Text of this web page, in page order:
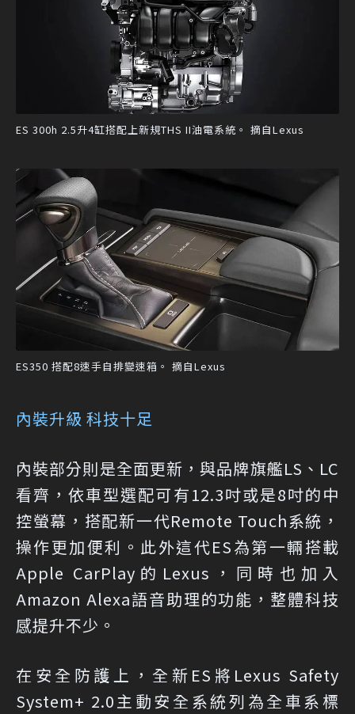
ES 300h 2.5升4缸搭配上新規THS II油電系統。 摘自Lexus
ES350 搭配8速手自排變速箱。 摘自Lexus
內裝升級 科技十足
內裝部分則是全面更新，與品牌旗艦LS、LC
看齊，依車型選配可有12.3吋或是8吋的中
控螢幕，搭配新一代Remote Touch系統，
操作更加便利。此外這代ES為第一輛搭載
Apple CarPlay的Lexus，同時也加入
Amazon Alexa語音助理的功能，整體科技
感提升不少。
在安全防護上，全新ES將Lexus Safety
System+ 2.0主動安全系統列為全車系標